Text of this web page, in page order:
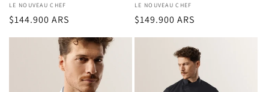
Proveedor:
LE NOUVEAU CHEF
Precio
$144.900 ARS
Proveedor:
LE NOUVEAU CHEF
Precio
$149.900 ARS